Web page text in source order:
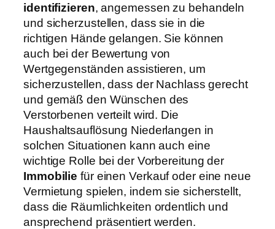
identifizieren, angemessen zu behandeln
und sicherzustellen, dass sie in die
richtigen Hände gelangen. Sie können
auch bei der Bewertung von
Wertgegenständen assistieren, um
sicherzustellen, dass der Nachlass gerecht
und gemäß den Wünschen des
Verstorbenen verteilt wird. Die
Haushaltsauflösung Niederlangen in
solchen Situationen kann auch eine
wichtige Rolle bei der Vorbereitung der
Immobilie für einen Verkauf oder eine neue
Vermietung spielen, indem sie sicherstellt,
dass die Räumlichkeiten ordentlich und
ansprechend präsentiert werden.